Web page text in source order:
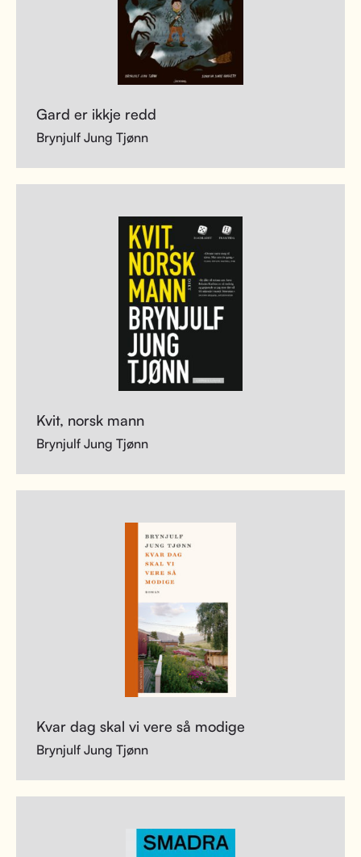
Gard er ikkje redd
Brynjulf Jung Tjønn
Kvit, norsk mann
Brynjulf Jung Tjønn
Kvar dag skal vi vere så modige
Brynjulf Jung Tjønn